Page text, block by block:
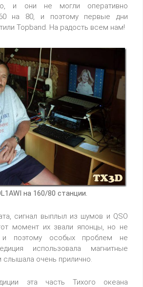
и они не могли оперативно
на 80, и поэтому первые дни
Topband. На радость всем нам!
на 160/80 станции.
сигнал выплыл из шумов и QSO
момент их звали японцы, но не
и поэтому особых проблем не
использовала магнитные
слышала очень прилично.
эта часть Тихого океана